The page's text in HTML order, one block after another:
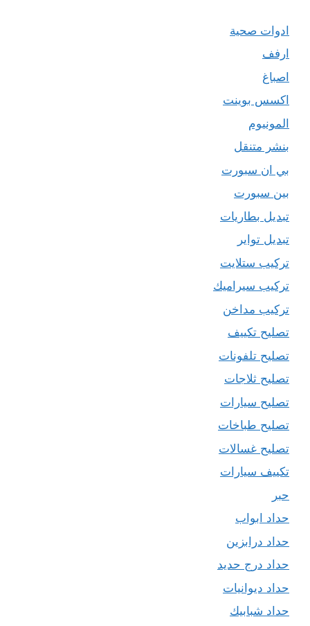
ادوات صحية
ارفف
اصباغ
اكسس بوينت
المونيوم
بنشر متنقل
بي ان سبورت
بين سبورت
تبديل بطاريات
تبديل تواير
تركيب ستلايت
تركيب سيراميك
تركيب مداخن
تصليح تكييف
تصليح تلفونات
تصليح ثلاجات
تصليح سيارات
تصليح طباخات
تصليح غسالات
تكييف سيارات
حبر
حداد ابواب
حداد درابزين
حداد درج حديد
حداد ديوانيات
حداد شبابيك